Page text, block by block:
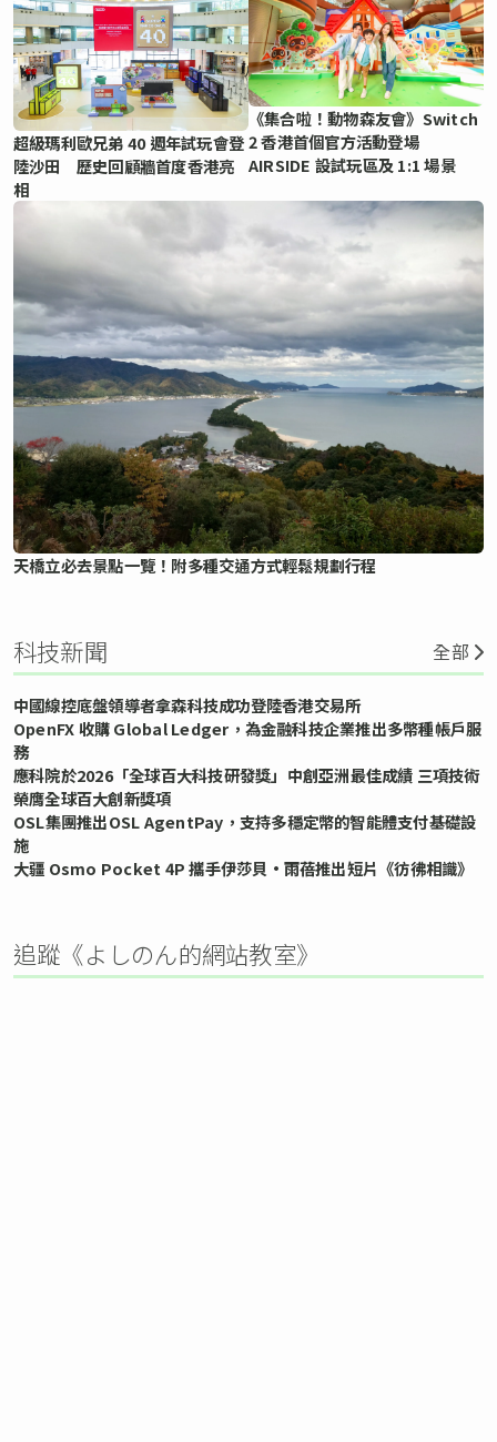
超級瑪利歐兄弟 40 週年試玩會登
陸沙田 歷史回顧牆首度香港亮
相
《集合啦！動物森友會》Switch
2 香港首個官方活動登場
AIRSIDE 設試玩區及 1:1 場景
天橋立必去景點一覽！附多種交通方式輕鬆規劃行程
科技新聞 全部
中國線控底盤領導者拿森科技成功登陸香港交易所
OpenFX 收購 Global Ledger，為金融科技企業推出多幣種帳戶服
務
應科院於2026「全球百大科技研發獎」中創亞洲最佳成績 三項技術
榮膺全球百大創新獎項
OSL集團推出OSL AgentPay，支持多穩定幣的智能體支付基礎設
施
大疆 Osmo Pocket 4P 攜手伊莎貝•雨蓓推出短片《彷彿相識》
追蹤《よしのん的網站教室》